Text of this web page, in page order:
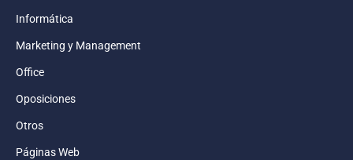
Informática
Marketing y Management
Office
Oposiciones
Otros
Páginas Web